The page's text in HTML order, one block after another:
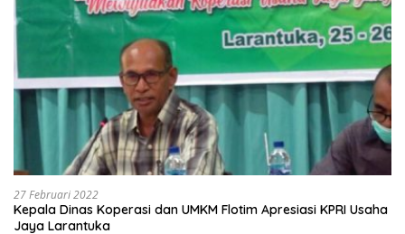
27 Februari 2022
Kepala Dinas Koperasi dan UMKM Flotim Apresiasi KPRI Usaha
Jaya Larantuka